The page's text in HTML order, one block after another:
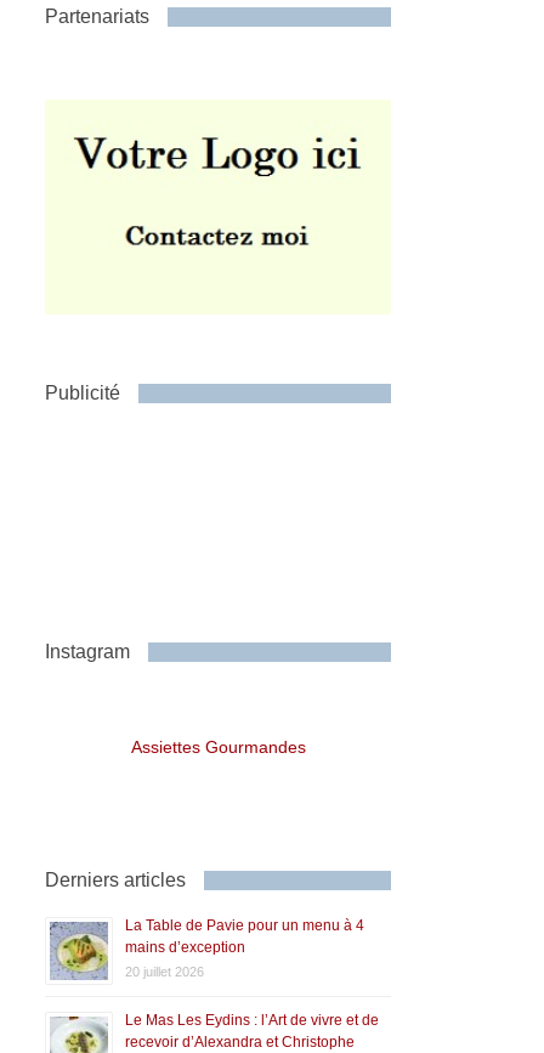
Partenariats
Publicité
Instagram
Assiettes Gourmandes
Derniers articles
La Table de Pavie pour un menu à 4
mains d’exception
20 juillet 2026
Le Mas Les Eydins : l’Art de vivre et de
recevoir d’Alexandra et Christophe